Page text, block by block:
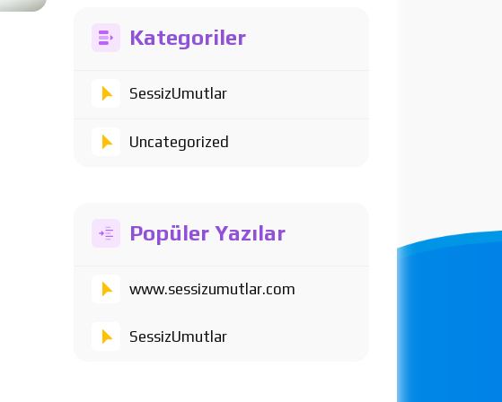
Kategoriler
SessizUmutlar
Uncategorized
Popüler Yazılar
www.sessizumutlar.com
SessizUmutlar